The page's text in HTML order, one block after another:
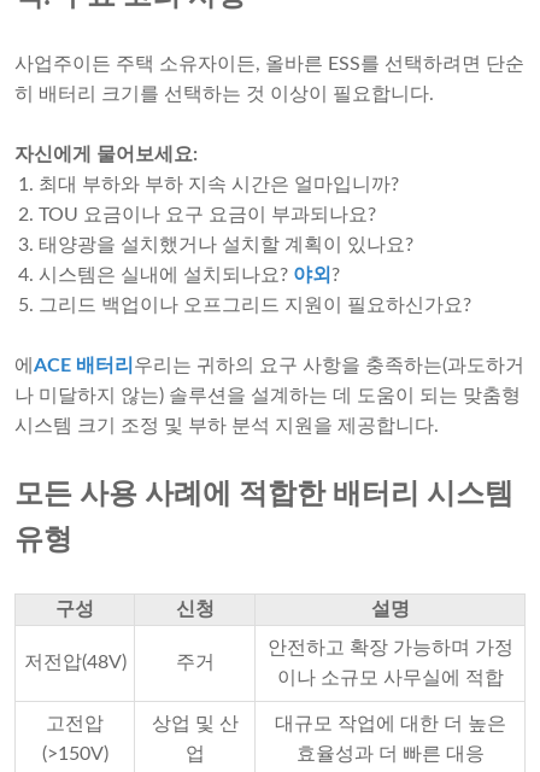
사업주이든 주택 소유자이든, 올바른 ESS를 선택하려면 단순
히 배터리 크기를 선택하는 것 이상이 필요합니다.
자신에게 물어보세요:
최대 부하와 부하 지속 시간은 얼마입니까?
TOU 요금이나 요구 요금이 부과되나요?
태양광을 설치했거나 설치할 계획이 있나요?
시스템은 실내에 설치되나요? 야외 ?
그리드 백업이나 오프그리드 지원이 필요하신가요?
에 ACE 배터리 우리는 귀하의 요구 사항을 충족하는(과도하거
나 미달하지 않는) 솔루션을 설계하는 데 도움이 되는 맞춤형
시스템 크기 조정 및 부하 분석 지원을 제공합니다.
모든 사용 사례에 적합한 배터리 시스템
유형
구성 신청 설명
저전압(48V) 주거
안전하고 확장 가능하며 가정
이나 소규모 사무실에 적합
고전압
(>150V)
상업 및 산
업
대규모 작업에 대한 더 높은
효율성과 더 빠른 대응